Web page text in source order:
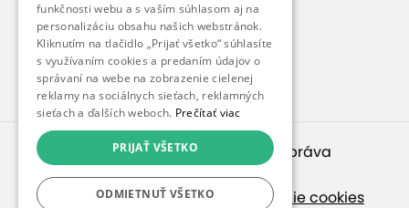
Blog
Pre médiá
Pre partnerov
© 2010 – 2026inspirago s. r. o.
. Všetky práva
vyhradené.
Ochrana osobných údajov| Nastavenie cookies
funkčnosti webu a s vaším súhlasom aj na
personalizáciu obsahu našich webstránok.
Kliknutím na tlačidlo „Prijať všetko“ súhlasíte
s využívaním cookies a predaním údajov o
správaní na webe na zobrazenie cielenej
reklamy na sociálnych sieťach, reklamných
sieťach a ďalších weboch. Prečítať viac
PRIJAŤ VŠETKO
ODMIETNUŤ VŠETKO